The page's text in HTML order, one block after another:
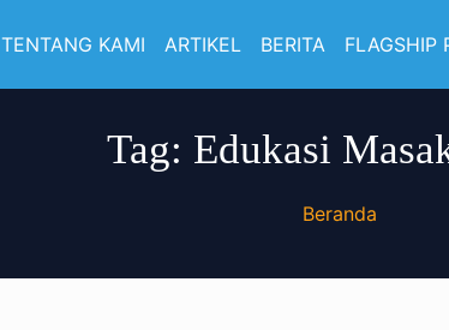
TENTANG KAMI ARTIKEL BERITA FLAGSHIP
Tag: Edukasi
Beranda